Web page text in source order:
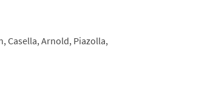
Casella, Arnold, Piazolla,